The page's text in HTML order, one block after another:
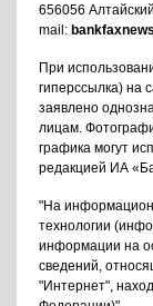
656056
mail:
При
гиперссылка) на
заявлено
лицам.
графика могут
редакцией ИА
"На
технологии
информации на
сведений,
"Интернет",